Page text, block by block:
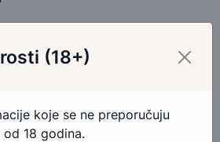
(18+)
koje se ne preporučuju
18 godina.